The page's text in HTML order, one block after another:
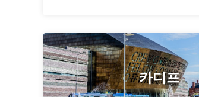
카디프